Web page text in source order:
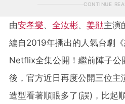
CONTINUE
由安孝燮、 全汝彬、 姜勛主演
編自2019年播出的人氣台劇
Netflix全集公開！繼前陣子公
後，官方近日再度公開三位主
造型看著順眼多了(誤)，比起